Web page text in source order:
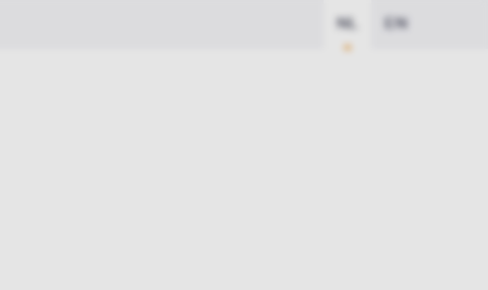
NL EN